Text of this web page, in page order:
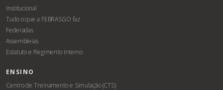
Institucional
Tudo o que a FEBRASGO faz
Federadas
Assembleias
Estatuto e Regimento Interno
ENSINO
Centro de Treinamento e Simulação (CTS)